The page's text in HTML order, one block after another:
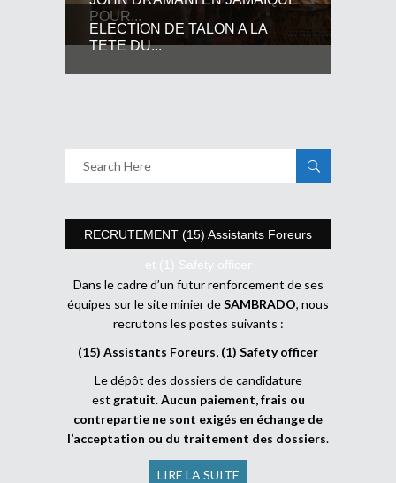
POUR...
ELECTION DE TALON A LA
TETE DU...
RECRUTEMENT (15) Assistants Foreurs
et (1) Safety officer
Dans le cadre d’un futur renforcement de ses
équipes sur le site minier deSAMBRADO, nous
recrutons les postes suivants :
(15) Assistants Foreurs, (1) Safety officer
Le dépôt des dossiers de candidature
est gratuit.Aucun paiement, frais ou
contrepartie ne sont exigés en échange de
l’acceptation ou du traitement des dossiers.
LIRE LA SUITE